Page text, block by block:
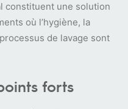
constituent une solution
où l’hygiène, la
de lavage sont
forts